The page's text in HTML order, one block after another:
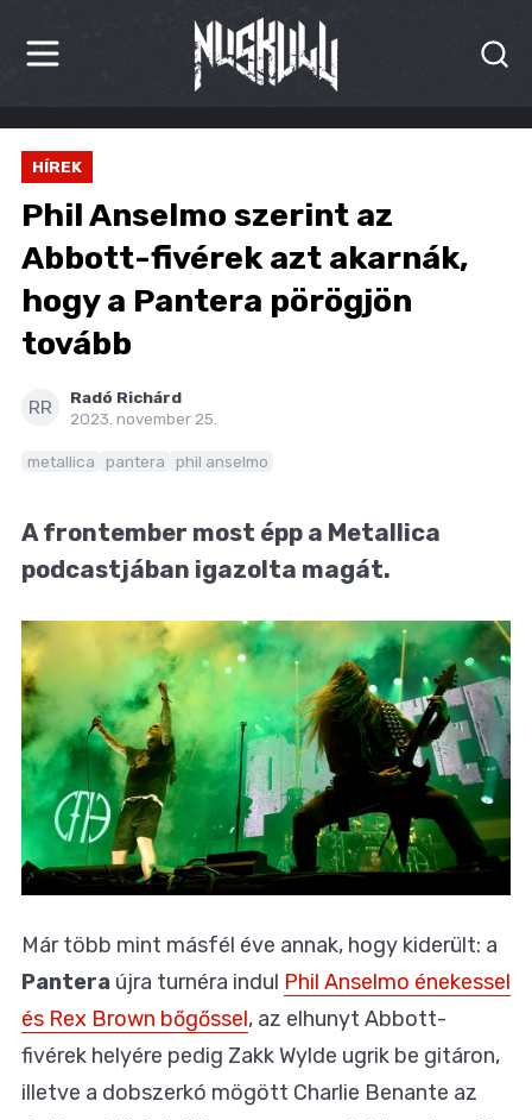
HÍREK
KRITIKÁK
BESZÁMOLÓK
INTERJÚK
PREMIEREK
KULT
MÁSVILÁG
HÍREK
Phil Anselmo szerint az
Abbott-fivérek azt akarnák,
hogy a Pantera pörögjön
tovább
RR
Radó Richárd
2023. november 25.
metallica pantera phil anselmo
A frontember most épp a Metallica
podcastjában igazolta magát.
Már több mint másfél éve annak, hogy kiderült: a
Pantera újra turnéra indul Phil Anselmo énekessel
és Rex Brown bőgőssel, az elhunyt Abbott-
fivérek helyére pedig Zakk Wylde ugrik be gitáron,
illetve a dobszerkó mögött Charlie Benante az